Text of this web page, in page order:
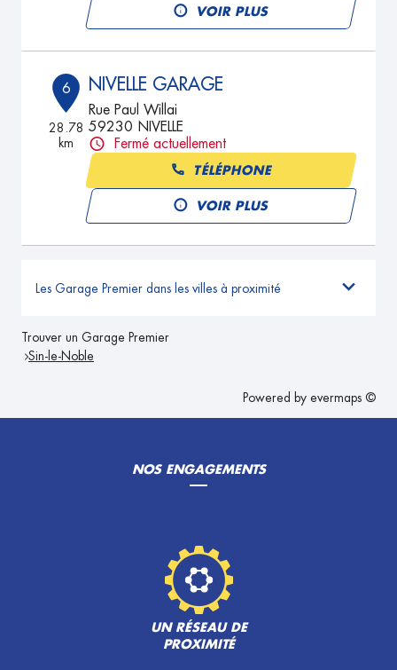
VOIR PLUS
6
28.78
km
NIVELLE GARAGE
Rue Paul Willai
59230 NIVELLE
Fermé actuellement
TÉLÉPHONE
VOIR PLUS
Les Garage Premier dans les villes à proximité
Trouver un Garage Premier
Sin-le-Noble
Powered by evermaps ©
NOS ENGAGEMENTS
UN RÉSEAU DE
PROXIMITÉ